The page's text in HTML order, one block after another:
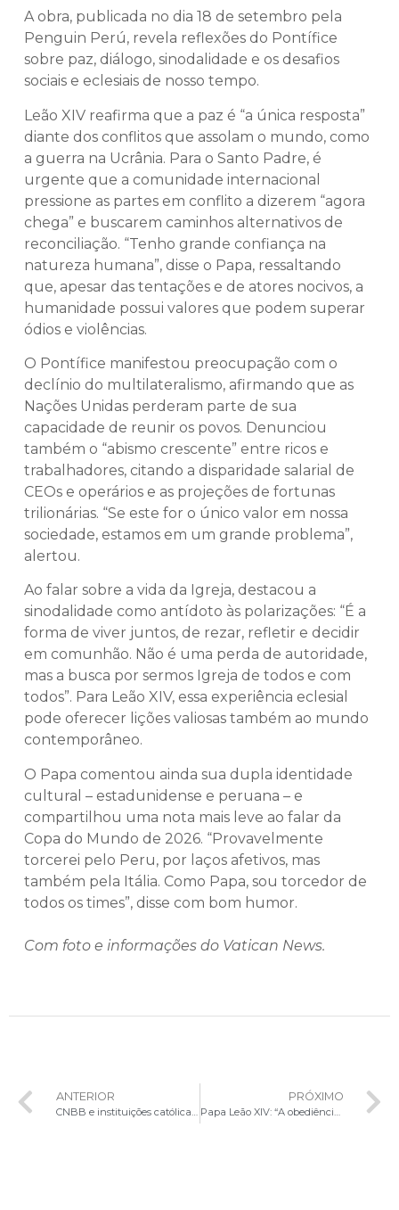
A obra, publicada no dia 18 de setembro pela
Penguin Perú, revela reflexões do Pontífice
sobre paz, diálogo, sinodalidade e os desafios
sociais e eclesiais de nosso tempo.
Leão XIV reafirma que a paz é “a única resposta”
diante dos conflitos que assolam o mundo, como
a guerra na Ucrânia. Para o Santo Padre, é
urgente que a comunidade internacional
pressione as partes em conflito a dizerem “agora
chega” e buscarem caminhos alternativos de
reconciliação. “Tenho grande confiança na
natureza humana”, disse o Papa, ressaltando
que, apesar das tentações e de atores nocivos, a
humanidade possui valores que podem superar
ódios e violências.
O Pontífice manifestou preocupação com o
declínio do multilateralismo, afirmando que as
Nações Unidas perderam parte de sua
capacidade de reunir os povos. Denunciou
também o “abismo crescente” entre ricos e
trabalhadores, citando a disparidade salarial de
CEOs e operários e as projeções de fortunas
trilionárias. “Se este for o único valor em nossa
sociedade, estamos em um grande problema”,
alertou.
Ao falar sobre a vida da Igreja, destacou a
sinodalidade como antídoto às polarizações: “É a
forma de viver juntos, de rezar, refletir e decidir
em comunhão. Não é uma perda de autoridade,
mas a busca por sermos Igreja de todos e com
todos”. Para Leão XIV, essa experiência eclesial
pode oferecer lições valiosas também ao mundo
contemporâneo.
O Papa comentou ainda sua dupla identidade
cultural – estadunidense e peruana – e
compartilhou uma nota mais leve ao falar da
Copa do Mundo de 2026. “Provavelmente
torcerei pelo Peru, por laços afetivos, mas
também pela Itália. Como Papa, sou torcedor de
todos os times”, disse com bom humor.
Com foto e informações do Vatican News.
ANTERIOR
CNBB e instituições católicas discutem renovação de acordo em defesa das crianças e adolescentes
PRÓXIMO
Papa Leão XIV: “A obediência é um ato de amor e a atenção aos sinais dos tempos guia a missão”